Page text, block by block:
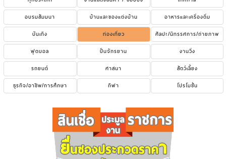
อบรมสัมมนา
บ้านและของแต่งบ้าน
อาหารและเครื่องดื่ม
บันเทิง
ท่องเที่ยว
ศิลปะ/นิทรรศการ/ถ่ายภาพ
ฟุตบอล
ปั่นจักรยาน
งานวิ่ง
รถยนต์
ศาสนา
สัตว์เลี้ยง
ธุรกิจ/อาชีพ/การศึกษา
กีฬา โปรโมชั่น